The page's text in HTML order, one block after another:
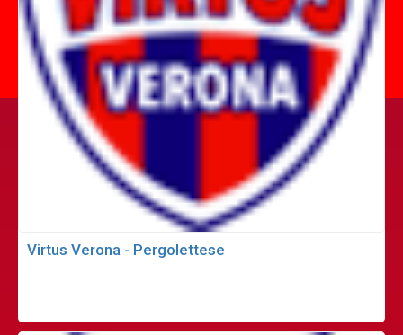
Virtus Verona - Pergolettese